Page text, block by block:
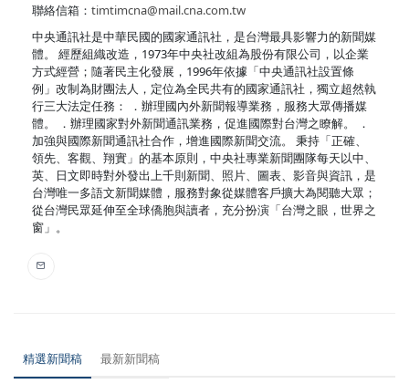
聯絡信箱： timtimcna@mail.cna.com.tw
中央通訊社是中華民國的國家通訊社，是台灣最具影響力的新聞媒
體。 經歷組織改造，1973年中央社改組為股份有限公司，以企業
方式經營；隨著民主化發展，1996年依據「中央通訊社設置條
例」改制為財團法人，定位為全民共有的國家通訊社，獨立超然執
行三大法定任務： ．辦理國內外新聞報導業務，服務大眾傳播媒
體。 ．辦理國家對外新聞通訊業務，促進國際對台灣之瞭解。 ．
加強與國際新聞通訊社合作，增進國際新聞交流。 秉持「正確、
領先、客觀、翔實」的基本原則，中央社專業新聞團隊每天以中、
英、日文即時對外發出上千則新聞、照片、圖表、影音與資訊，是
台灣唯一多語文新聞媒體，服務對象從媒體客戶擴大為閱聽大眾；
從台灣民眾延伸至全球僑胞與讀者，充分扮演「台灣之眼，世界之
窗」。
精選新聞稿 最新新聞稿